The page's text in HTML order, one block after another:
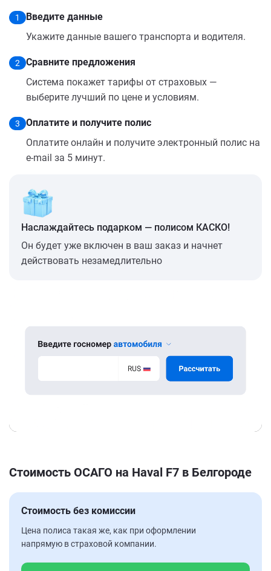
1
Введите данные
Укажите данные вашего транспорта и водителя.
2
Сравните предложения
Система покажет тарифы от страховых —
выберите лучший по цене и условиям.
3
Оплатите и получите полис
Оплатите онлайн и получите электронный полис на
e-mail за 5 минут.
Наслаждайтесь подарком — полисом КАСКО!
Он будет уже включен в ваш заказ и начнет
действовать незамедлительно
Стоимость ОСАГО на Haval F7 в Белгороде
Стоимость без комиссии
Цена полиса такая же, как при оформлении
напрямую в страховой компании.